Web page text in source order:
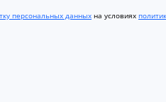
персональных данных на условиях